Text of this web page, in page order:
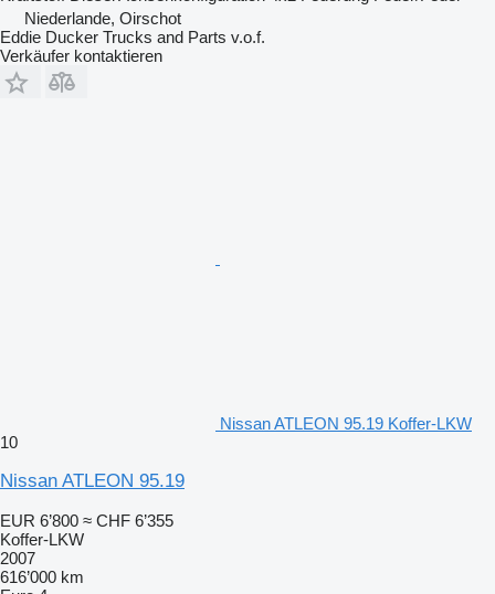
Niederlande, Oirschot
Eddie Ducker Trucks and Parts v.o.f.
Verkäufer kontaktieren
Nissan ATLEON 95.19 Koffer-LKW
10
Nissan ATLEON 95.19
EUR 6’800 ≈ CHF 6’355
Koffer-LKW
2007
616’000 km